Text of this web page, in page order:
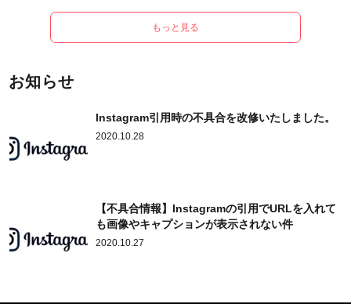
もっと見る
お知らせ
Instagram引用時の不具合を改修いたしました。
2020.10.28
【不具合情報】Instagramの引用でURLを入れて
も画像やキャプションが表示されない件
2020.10.27